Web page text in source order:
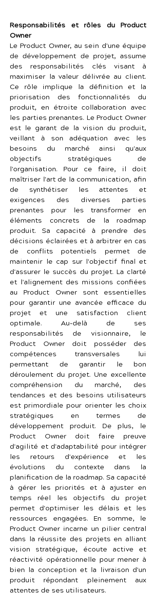
Responsabilités et rôles du Product
Owner
Le Product Owner, au sein d'une équipe
de développement de projet, assume
des responsabilités clés visant à
maximiser la valeur délivrée au client.
Ce rôle implique la définition et la
priorisation des fonctionnalités du
produit, en étroite collaboration avec
les parties prenantes. Le Product Owner
est le garant de la vision du produit,
veillant à son adéquation avec les
besoins du marché ainsi qu'aux
objectifs stratégiques de
l'organisation. Pour ce faire, il doit
maîtriser l'art de la communication, afin
de synthétiser les attentes et
exigences des diverses parties
prenantes pour les transformer en
éléments concrets de la roadmap
produit. Sa capacité à prendre des
décisions éclairées et à arbitrer en cas
de conflits potentiels permet de
maintenir le cap sur l'objectif final et
d'assurer le succès du projet. La clarté
et l'alignement des missions confiées
au Product Owner sont essentielles
pour garantir une avancée efficace du
projet et une satisfaction client
optimale. Au-delà de ses
responsabilités de visionnaire, le
Product Owner doit posséder des
compétences transversales lui
permettant de garantir le bon
déroulement du projet. Une excellente
compréhension du marché, des
tendances et des besoins utilisateurs
est primordiale pour orienter les choix
stratégiques en termes de
développement produit. De plus, le
Product Owner doit faire preuve
d'agilité et d'adaptabilité pour intégrer
les retours d'expérience et les
évolutions du contexte dans la
planification de la roadmap. Sa capacité
à gérer les priorités et à ajuster en
temps réel les objectifs du projet
permet d'optimiser les délais et les
ressources engagées. En somme, le
Product Owner incarne un pilier central
dans la réussite des projets en alliant
vision stratégique, écoute active et
réactivité opérationnelle pour mener à
bien la conception et la livraison d'un
produit répondant pleinement aux
attentes de ses utilisateurs.